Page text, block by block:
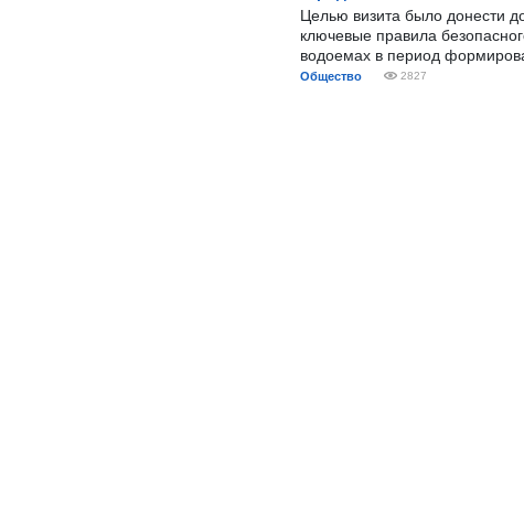
Целью визита было донести
ключевые правила
водоемах в период
Общество 2827